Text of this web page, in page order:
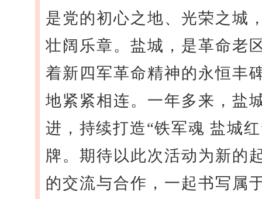
是党的初心之地、光荣之城
壮阔乐章。盐城，是革命老
着新四军革命精神的永恒丰
地紧紧相连。一年多来，盐
进，持续打造“铁军魂 盐城
牌。期待以此次活动为新的
的交流与合作，一起书写属